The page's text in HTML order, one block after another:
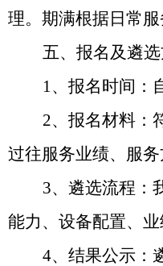
理。期满根据日常
五、报名及遴
1、 报名时间：
2、报名材料：
过往服务业绩、服
3、遴选流程：
能力、设备配置、
4、结果公示：